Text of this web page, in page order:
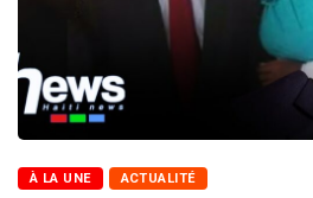
À LA UNE ACTUALITÉ